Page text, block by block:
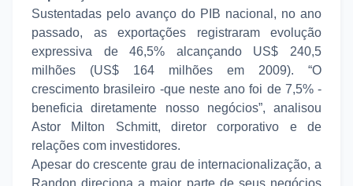
Sustentadas pelo avanço do PIB nacional, no ano
passado, as exportações registraram evolução
expressiva de 46,5% alcançando US$ 240,5
milhões (US$ 164 milhões em 2009). “O
crescimento brasileiro -que neste ano foi de 7,5% -
beneficia diretamente nosso negócios”, analisou
Astor Milton Schmitt, diretor corporativo e de
relações com investidores.
Apesar do crescente grau de internacionalização, a